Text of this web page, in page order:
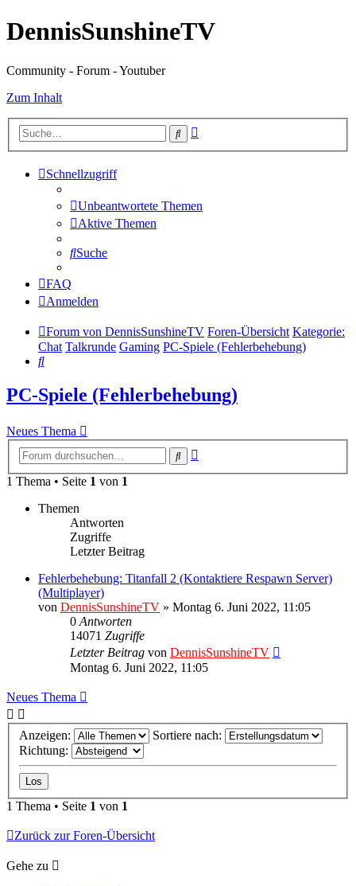
DennisSunshineTV
Community - Forum - Youtuber
Zum Inhalt
Suche
Schnellzugriff
Unbeantwortete Themen
Aktive Themen
Suche
FAQ
Anmelden
Forum von DennisSunshineTV Foren-Übersicht Kategorie:
Chat Talkrunde Gaming PC-Spiele (Fehlerbehebung)
Suche
PC-Spiele (Fehlerbehebung)
Neues Thema
Suche
1 Thema • Seite 1 von 1
Themen
Antworten
Zugriffe
Letzter Beitrag
Fehlerbehebung: Titanfall 2 (Kontaktiere Respawn Server)
(Multiplayer)
von DennisSunshineTV » Montag 6. Juni 2022, 11:05
0 Antworten
14071 Zugriffe
Letzter Beitrag von DennisSunshineTV
Montag 6. Juni 2022, 11:05
Neues Thema
Anzeigen:
Sortiere nach:
Richtung:
1 Thema • Seite 1 von 1
Zurück zur Foren-Übersicht
Gehe zu